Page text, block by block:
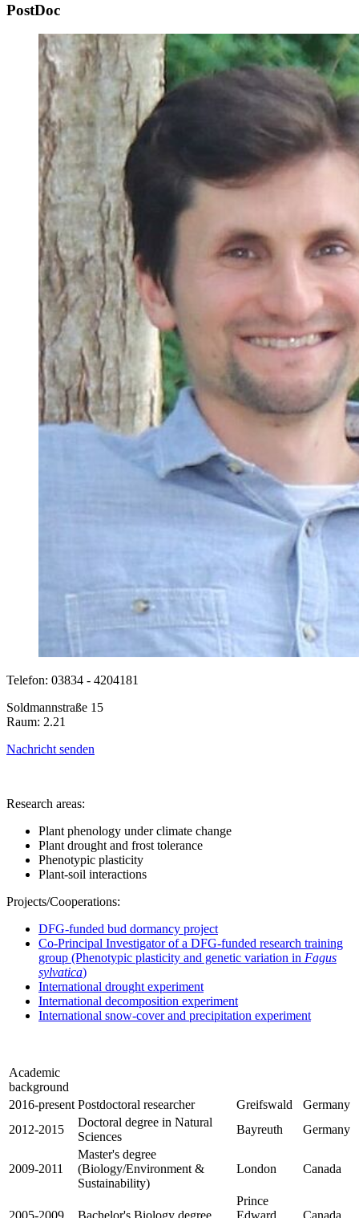
PostDoc
Telefon: 03834 - 4204181
Soldmannstraße 15
Raum: 2.21
Nachricht senden
Research areas:
Plant phenology under climate change
Plant drought and frost tolerance
Phenotypic plasticity
Plant-soil interactions
Projects/Cooperations:
DFG-funded bud dormancy project
Co-Principal Investigator of a DFG-funded research training
group (Phenotypic plasticity and genetic variation in Fagus
sylvatica)
International drought experiment
International decomposition experiment
International snow-cover and precipitation experiment
Academic
background
2016-present Postdoctoral researcher Greifswald
Germany
2012-2015
Doctoral degree in Natural
Sciences
Bayreuth Germany
2009-2011
Master's degree
(Biology/Environment &
Sustainability)
London Canada
Prince